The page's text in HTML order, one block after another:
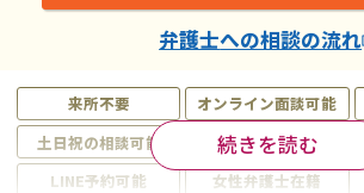
来所不要 オンライン面談可能
土日祝の相談可能
19時以降電話可能
LINE予約可能
女性弁護士在籍
続きを読む
弁護士への相談の流れ